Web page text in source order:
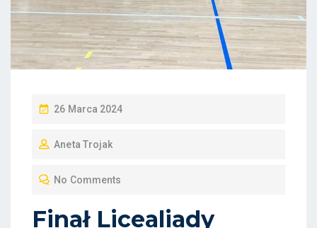
P
S
D
26 Marca 2024
Aneta Trojak
No Comments
Finał Licealiady